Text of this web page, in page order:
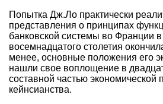
Попытка Дж.Ло практически
представления о принципах
банковской системы во Франции
восемнадцатого столетия
менее, основные положения его
нашли свое воплощение в
составной частью экономической
кейнсианства.